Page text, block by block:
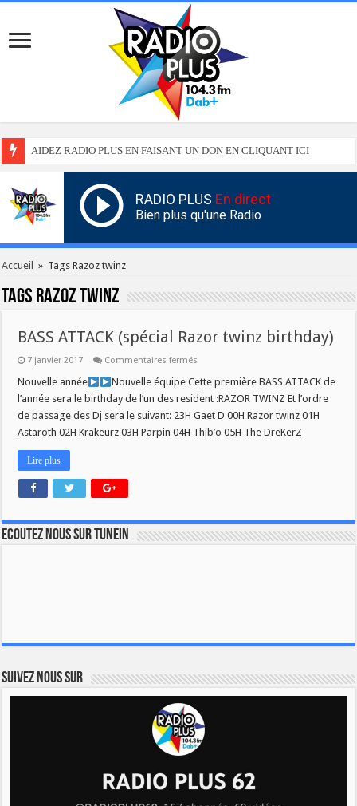
AIDEZ RADIO PLUS EN FAISANT UN DON EN CLIQUANT ICI
RADIO PLUS En direct
Bien plus qu'une Radio
Accueil » Tags Razoz twinz
Tags Razoz twinz
BASS ATTACK (spécial Razor twinz birthday)
7 janvier 2017 Commentaires fermés
ATTACK
(spécial
Razor
twinz
birthday)
Nouvelle année
Nouvelle équipe Cette première BASS ATTACK de
l’année sera le birthday de l’un des resident :RAZOR TWINZ Et l’ordre
de passage des Dj sera le suivant: 23H Gaet D 00H Razor twinz 01H
Astaroth 02H Krakeurz 03H Parpin 04H Thib’o 05H The DreKerZ
Lire plus
Ecoutez nous sur TuneIn
Suivez nous sur